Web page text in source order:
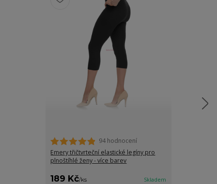
94 hodnocení
Emery třičtvrteční elastické legíny pro
plnoštíhlé ženy - více barev
189 Kč/ks Skladem